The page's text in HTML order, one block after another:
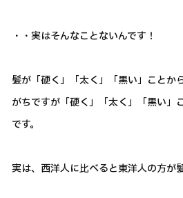
・・実はそんなことないんです！
髪が「硬く」「太く」「黒い」ことか
がちですが「硬く」「太く」「黒い」
です。
実は、西洋人に比べると東洋人の方が